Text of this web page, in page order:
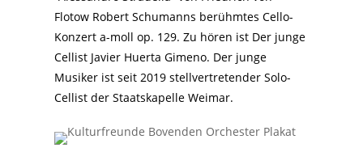
Flotow Robert Schumanns berühmtes Cello-
Konzert a-moll op. 129. Zu hören ist Der junge
Cellist Javier Huerta Gimeno. Der junge
Musiker ist seit 2019 stellvertretender Solo-
Cellist der Staatskapelle Weimar.